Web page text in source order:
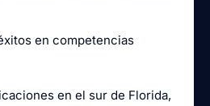
en competencias
en el sur de Florida,